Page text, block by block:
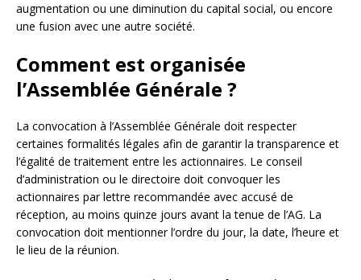
augmentation ou une diminution du capital social, ou encore
une fusion avec une autre société.
Comment est organisée
l’Assemblée Générale ?
La convocation à l’Assemblée Générale doit respecter
certaines formalités légales afin de garantir la transparence et
l’égalité de traitement entre les actionnaires. Le conseil
d’administration ou le directoire doit convoquer les
actionnaires par lettre recommandée avec accusé de
réception, au moins quinze jours avant la tenue de l’AG. La
convocation doit mentionner l’ordre du jour, la date, l’heure et
le lieu de la réunion.